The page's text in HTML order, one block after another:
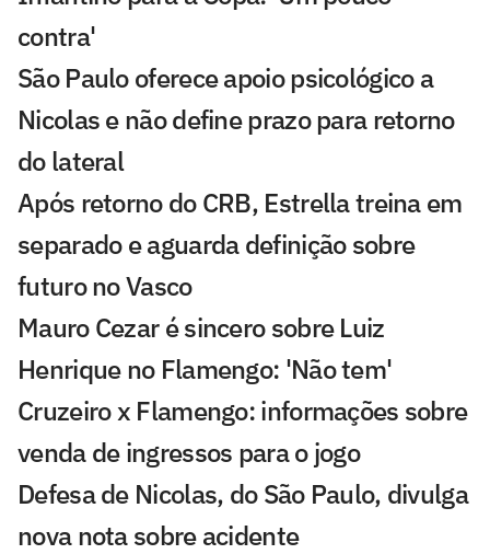
contra'
São Paulo oferece apoio psicológico a
Nicolas e não define prazo para retorno
do lateral
Após retorno do CRB, Estrella treina em
separado e aguarda definição sobre
futuro no Vasco
Mauro Cezar é sincero sobre Luiz
Henrique no Flamengo: 'Não tem'
Cruzeiro x Flamengo: informações sobre
venda de ingressos para o jogo
Defesa de Nicolas, do São Paulo, divulga
nova nota sobre acidente